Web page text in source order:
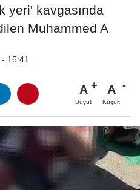
yeri' kavgasında
Muhammed A
15:41
A
Büyüt
A
Küçült